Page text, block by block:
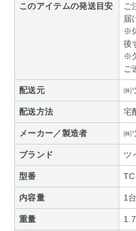
このアイテムの発送目安
ご
届
※
後
※
ご
配送元 ㈱
配送方法 宅
メーカー／製造者 ㈱
ブランド ツ
型番
内容量 1台
重量